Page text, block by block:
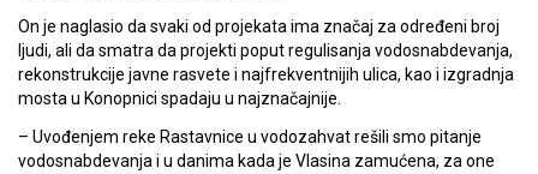
On je naglasio da svaki od projekata ima značaj za određeni broj
ljudi, ali da smatra da projekti poput regulisanja vodosnabdevanja,
rekonstrukcije javne rasvete i najfrekventnijih ulica, kao i izgradnja
mosta u Konopnici spadaju u najznačajnije.
– Uvođenjem reke Rastavnice u vodozahvat rešili smo pitanje
vodosnabdevanja i u danima kada je Vlasina zamućena, za one